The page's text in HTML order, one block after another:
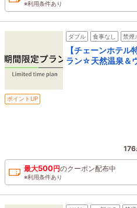
※利用条件あり
ダブル 食事なし 禁煙
【チェーンホテ
ラン☆天然温泉＆
ポイントUP
176
最大500円のクーポン配布中
※利用条件あり